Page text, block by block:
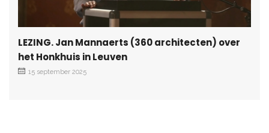
LEZING. Jan Mannaerts (360 architecten) over
het Honkhuis in Leuven
15 september 2025